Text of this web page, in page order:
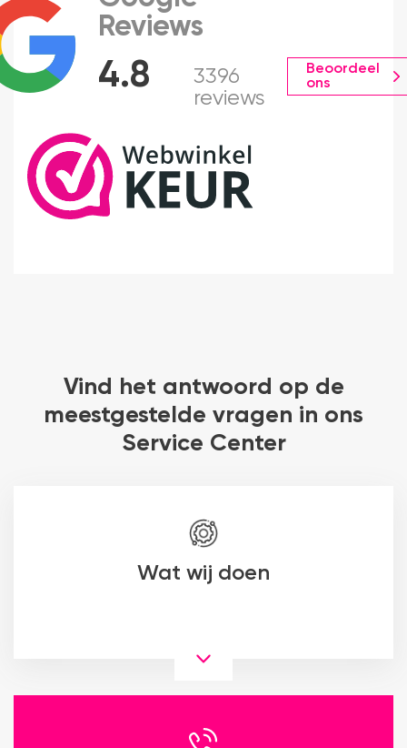
4.8
Reviews
3396
reviews
Beoordeel
ons
Vind het antwoord op de
meestgestelde vragen in ons
Service Center
Wat wij doen